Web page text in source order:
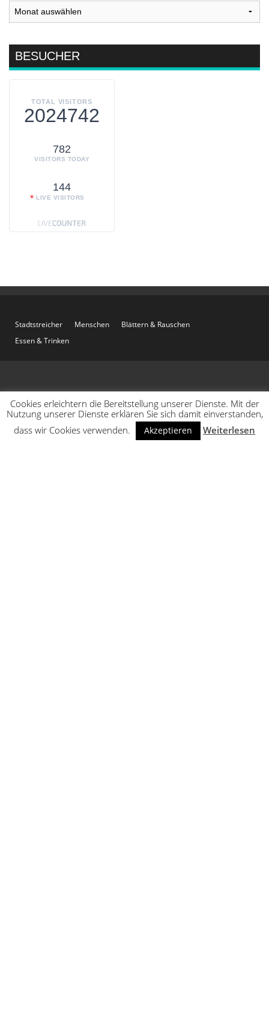
Archiv
BESUCHER
TOTAL VISITORS
2024742
782
VISITORS TODAY
144
LIVE VISITORS
Stadtstreicher Menschen
Blättern & Rauschen
Essen & Trinken
Cookies erleichtern die Bereitstellung unserer Dienste. Mit der
Nutzung unserer Dienste erklären Sie sich damit einverstanden,
dass wir Cookies verwenden.
Akzeptieren Weiterlesen